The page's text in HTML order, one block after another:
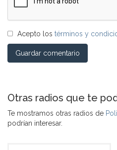
Acepto los términos y
Guardar comentario
Otras radios que te
Te mostramos otras radios de
podrían interesar.